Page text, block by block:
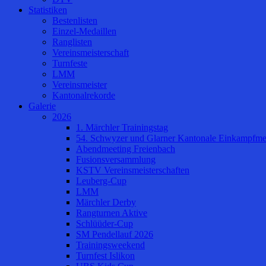
Statistiken
Bestenlisten
Einzel-Medaillen
Ranglisten
Vereinsmeisterschaft
Turnfeste
LMM
Vereinsmeister
Kantonalrekorde
Galerie
2026
1. Märchler Trainingstag
54. Schwyzer und Glarner Kantonale
Abendmeeting Freienbach
Fusionsversammlung
KSTV Vereinsmeisterschaften
Leuberg-Cup
LMM
Märchler Derby
Rangturnen Aktive
Schlüüder-Cup
SM Pendellauf 2026
Trainingsweekend
Turnfest Islikon